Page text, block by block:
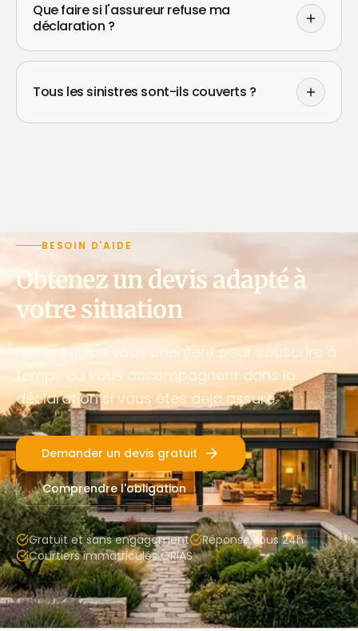
Que faire si l'assureur refuse ma
déclaration ?
Tous les sinistres sont-ils couverts ?
BESOIN D'AIDE
Obtenez un devis adapté à
votre situation
Notre équipe vous orientent pour souscrire à
temps ou vous accompagnent dans la
déclaration si vous êtes déjà assuré.
Demander un devis gratuit
Comprendre l'obligation
Gratuit et sans engagement
Réponse sous 24h
Courtiers immatriculés ORIAS